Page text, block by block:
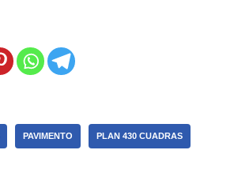
PAVIMENTO PLAN 430 CUADRAS